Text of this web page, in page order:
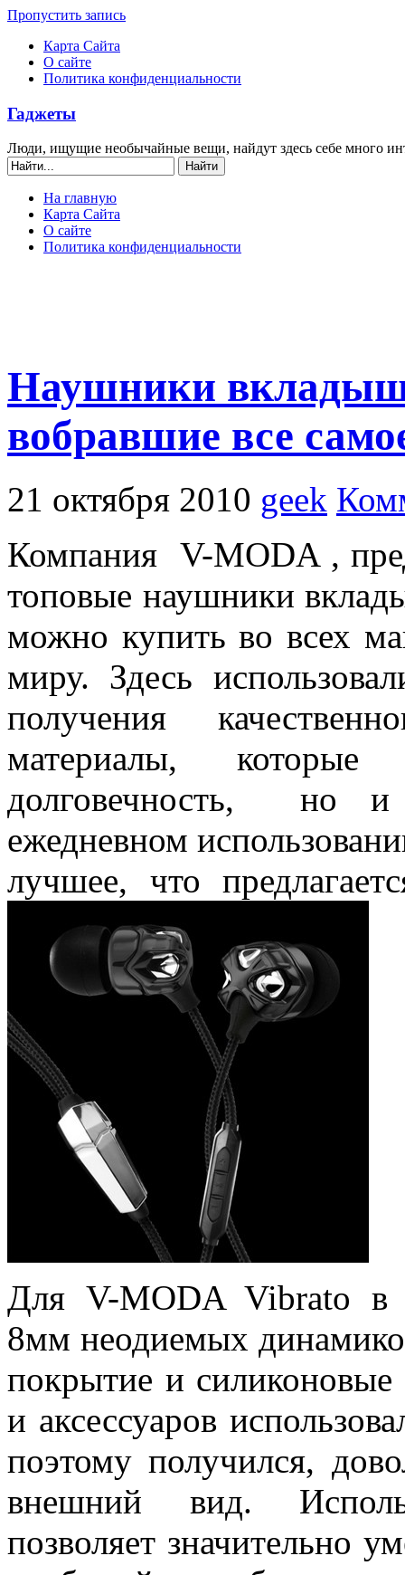
Пропустить запись
Карта Сайта
О сайте
Политика конфиденциальности
Гаджеты
Люди, ищущие необычайные вещи, найдут здесь себе много
На главную
Карта Сайта
О сайте
Политика конфиденциальности
Наушники
вобравшие все
21 октября 2010 geek
Компания V-MODA ,
топовые наушники
можно купить во всех
миру. Здесь
получения
материалы,
долговечность, но и
ежедневном
лучшее, что
Для V-MODA Vibrato в
8мм неодиемых
покрытие и
и аксессуаров
поэтому получился,
внешний вид.
позволяет значительно